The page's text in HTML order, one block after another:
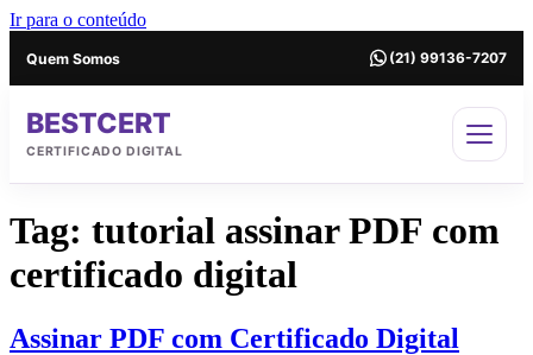
Ir para o conteúdo
Quem Somos (21) 99136-7207
BESTCERT
CERTIFICADO DIGITAL
Tag: tutorial assinar PDF com
certificado digital
Assinar PDF com Certificado Digital